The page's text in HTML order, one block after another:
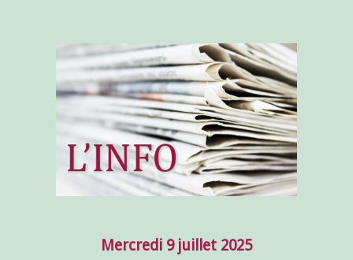
Mercredi 9 juillet 2025